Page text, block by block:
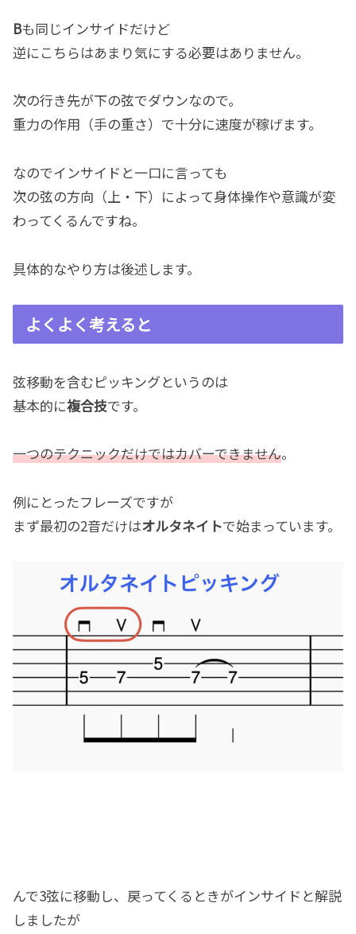
Bも同じインサイドだけど
逆にこちらはあまり気にする必要はありません。
次の行き先が下の弦でダウンなので。
重力の作用（手の重さ）で十分に速度が稼げます。
なのでインサイドと一口に言っても
次の弦の方向（上・下）によって身体操作や意識が変
わってくるんですね。
具体的なやり方は後述します。
よくよく考えると
弦移動を含むピッキングというのは
基本的に複合技です。
一つのテクニックだけではカバーできません。
例にとったフレーズですが
まず最初の2音だけはオルタネイトで始まっています。
んで3弦に移動し、戻ってくるときがインサイドと解説
しましたが